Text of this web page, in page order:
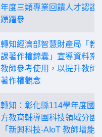
年度三類專業回饋人才認證
踴躍參
轉知經濟部智慧財產局「教
課著作權錦囊」宣導資料案
教師參考使用，以提升教師
著作權觀念
轉知：彰化縣114學年度國
方教育輔導團科技領域分團
「新興科技-AIoT 教師增能